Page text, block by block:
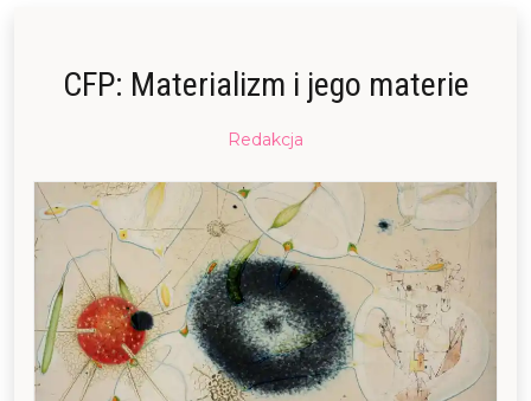
CFP: Materializm i jego materie
Posted
01/07/202501/07/2025
Redakcja